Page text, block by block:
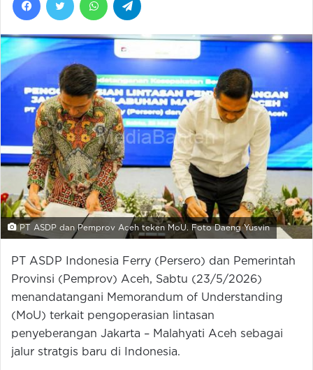
PT ASDP dan Pemprov Aceh teken MoU. Foto Daeng Yusvin
PT ASDP Indonesia Ferry (Persero) dan Pemerintah
Provinsi (Pemprov) Aceh, Sabtu (23/5/2026)
menandatangani Memorandum of Understanding
(MoU) terkait pengoperasian lintasan
penyeberangan Jakarta – Malahyati Aceh sebagai
jalur stratgis baru di Indonesia.